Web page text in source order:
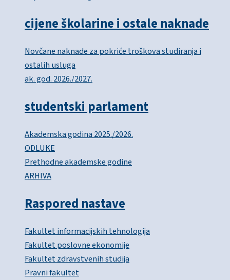
cijene školarine i ostale naknade
Novčane naknade za pokriće troškova studiranja i
ostalih usluga
ak. god. 2026./2027.
studentski parlament
Akademska godina 2025./2026.
ODLUKE
Prethodne akademske godine
ARHIVA
Raspored nastave
Fakultet informacijskih tehnologija
Fakultet poslovne ekonomije
Fakultet zdravstvenih studija
Pravni fakultet